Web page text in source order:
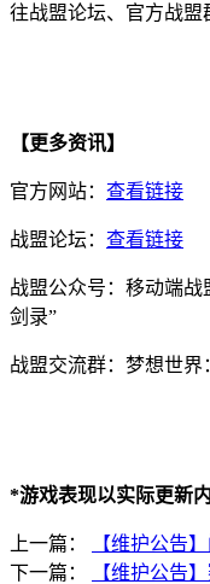
往战盟论坛、官方战盟
【更多资讯】
官方网站： 查看链接
战盟论坛： 查看链接
战盟公众号：移动端战
剑录”
战盟交流群：梦想世界
*游戏表现以实际更新
上一篇：
【维护公告
下一篇：
【维护公告